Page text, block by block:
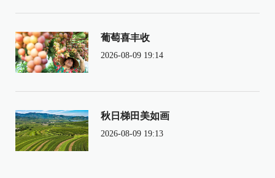
葡萄喜丰收
2026-08-09 19:14
秋日梯田美如画
2026-08-09 19:13